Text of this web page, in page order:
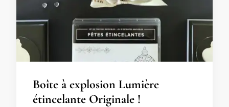
Boîte à explosion Lumière
étincelante Originale !